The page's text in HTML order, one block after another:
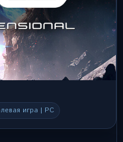
игра | PC